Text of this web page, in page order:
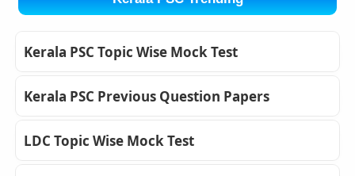
Kerala PSC Topic Wise Mock Test
Kerala PSC Previous Question Papers
LDC Topic Wise Mock Test